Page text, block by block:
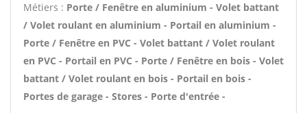
Métiers : Porte / Fenêtre en aluminium - Volet battant
/ Volet roulant en aluminium - Portail en aluminium -
Porte / Fenêtre en PVC - Volet battant / Volet roulant
en PVC - Portail en PVC - Porte / Fenêtre en bois - Volet
battant / Volet roulant en bois - Portail en bois -
Portes de garage - Stores - Porte d'entrée -